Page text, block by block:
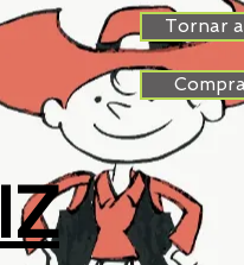
Tornar